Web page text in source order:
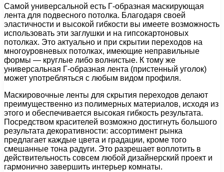
Самой универсальной есть Г-образная маскирующая
лента для подвесного потолка. Благодаря своей
эластичности и высокой гибкости вы имеете возможность
использовать эти заглушки и на гипсокартоновых
потолках. Это актуально и при скрытии переходов на
многоуровневых потолках, имеющие неправильные
формы — круглые либо волнистые. К тому же
универсальная Г-образная лента (пристенный уголок)
может употребляться с любым видом профиля.
Маскировочные ленты для скрытия переходов делают
преимущественно из полимерных материалов, исходя из
этого и обеспечивается высокая гибкость результата.
Посредством красителей возможно достигнуть большого
результата декоративности: ассортимент рынка
предлагает каждые цвета и градации, кроме того
смешанные тона радуги. Это разрешает воплотить в
действительность совсем любой дизайнерский проект и
гармонично завершить интерьер комнаты.